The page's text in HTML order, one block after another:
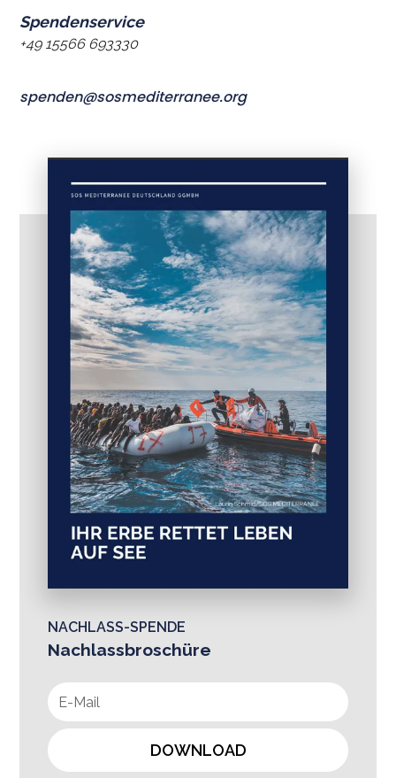
Spendenservice
+49 15566 693330
spenden@sosmediterranee.org
NACHLASS-SPENDE
Nachlassbroschüre